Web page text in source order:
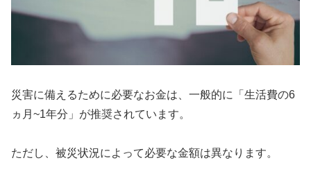
災害に備えるために必要なお金は、一般的に「生活費の6
ヵ月~1年分」が推奨されています。
ただし、被災状況によって必要な金額は異なります。